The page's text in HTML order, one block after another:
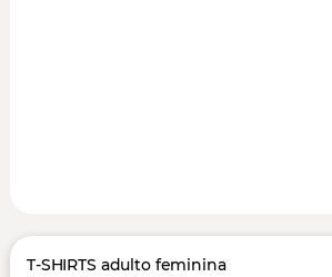
T-SHIRTS adulto feminina